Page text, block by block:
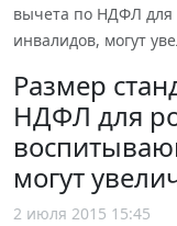
вычета по НДФЛ для
инвалидов, могут
Размер
НДФЛ для
могут
2 июля 2015 15:45